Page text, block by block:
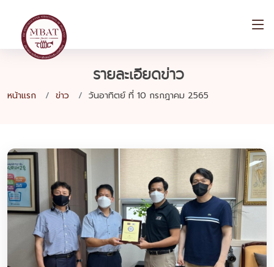
รายละเอียดข่าว
หน้าแรก ข่าว วันอาทิตย์ ที่ 10 กรกฎาคม 2565